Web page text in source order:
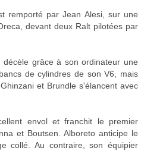
remporté par Jean Alesi, sur une
devant deux Ralt pilotées par
grâce à son ordinateur une
de cylindres de son V6, mais
et Brundle s'élancent avec
envol et franchit le premier
et Boutsen. Alboreto anticipe le
collé. Au contraire, son équipier